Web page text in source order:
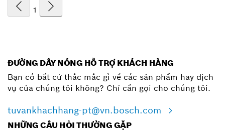
1
ĐƯỜNG DÂY NÓNG HỖ TRỢ KHÁCH HÀNG
Bạn có bất cứ thắc mắc gì về các sản phẩm hay dịch
vụ của chúng tôi không? Chỉ cần gọi cho chúng tôi.
tuvankhachhang-pt@vn.bosch.com
NHỮNG CÂU HỎI THƯỜNG GẶP